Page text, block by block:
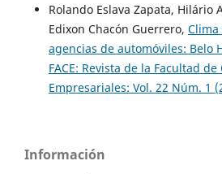
Rolando Eslava Zapata, Hilário
Edixon Chacón Guerrero,
agencias de automóviles: Belo
FACE: Revista de la Facultad
Empresariales: Vol. 22 Núm. 1
Información